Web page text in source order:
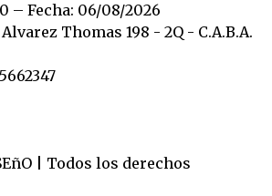
– Fecha: 06/08/2026
Thomas 198 - 2Q - C.A.B.A.
| Todos los derechos